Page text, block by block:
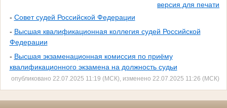
версия для печати
- Совет судей Российской Федерации
- Высшая квалификационная коллегия судей Российской
Федерации
- Высшая экзаменационная комиссия по приёму
квалификационного экзамена на должность судьи
опубликовано 22.07.2025 11:19 (МСК), изменено 22.07.2025 11:26 (МСК)